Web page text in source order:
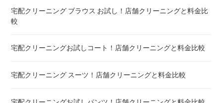
宅配クリーニング 絨毯・カーペット ! 料金 比較
宅配クリーニング シーツ ! 安いランキング
宅配クリーニング ブラウス お試し！店舗クリーニングと料金比
較
宅配クリーニングお試しコート！店舗クリーニングと料金比較
宅配クリーニング スーツ！店舗クリーニングと料金比較